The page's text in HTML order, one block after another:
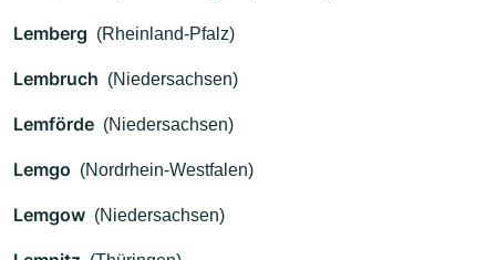
Lemberg (Rheinland-Pfalz)
Lembruch (Niedersachsen)
Lemförde (Niedersachsen)
Lemgo (Nordrhein-Westfalen)
Lemgow (Niedersachsen)